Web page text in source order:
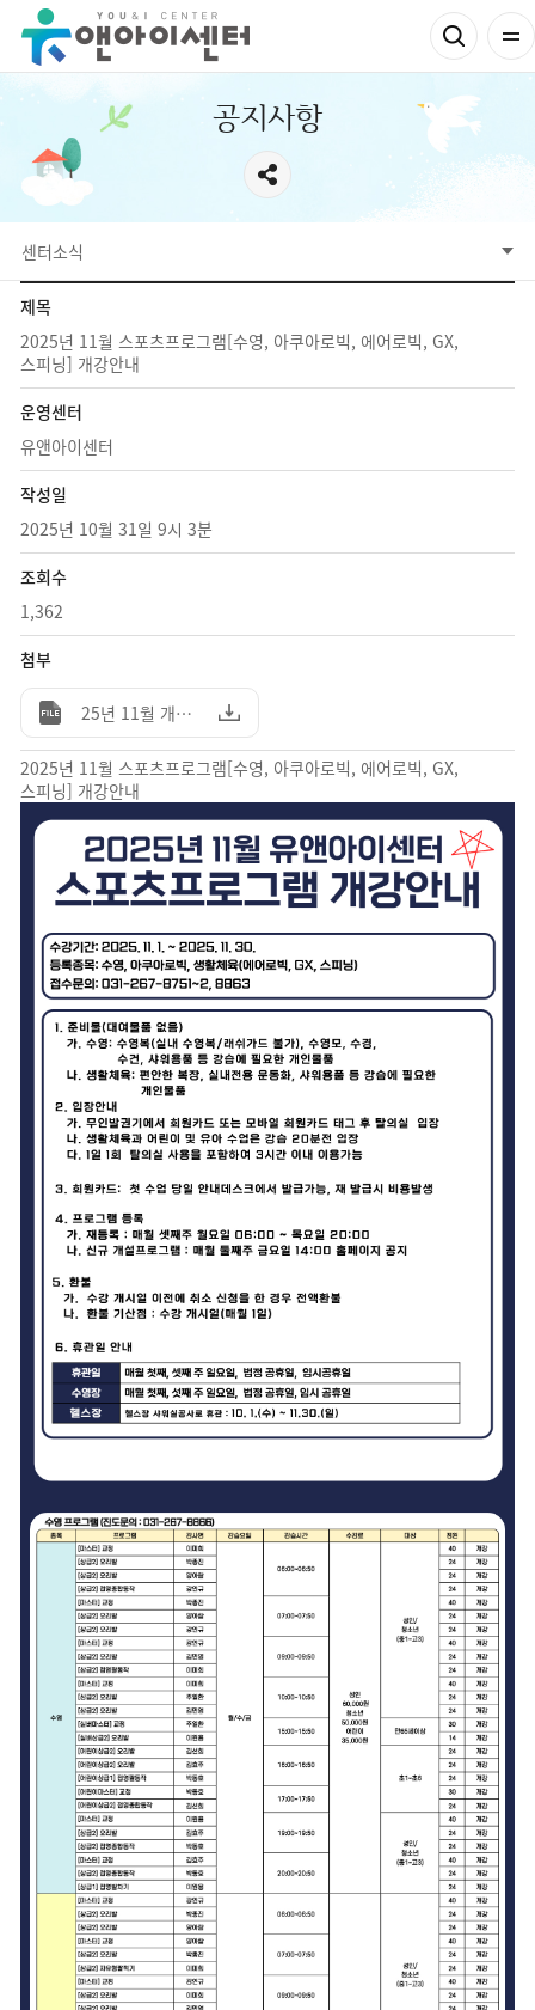
공지사항
센터소식
제목
2025년 11월 스포츠프로그램[수영, 아쿠아로빅, 에어로빅, GX,
스피닝] 개강안내
운영센터
유앤아이센터
작성일
2025년 10월 31일 9시 3분
조회수
1,362
첨부
25년 11월 개강공지.jpg (2.19MB)
2025년 11월 스포츠프로그램[수영, 아쿠아로빅, 에어로빅, GX,
스피닝] 개강안내